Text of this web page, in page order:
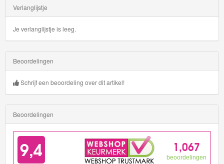
HW
Metro
HW
Modified
HW
Moto
HW
Raceday
Verlanglijstje
Je verlanglijstje is leeg.
Beoordelingen
Schrijf een beoordeling over dit artikel!
Beoordelingen